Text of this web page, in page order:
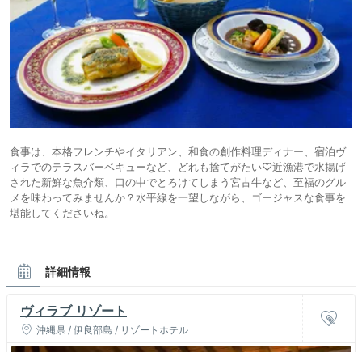
食事は、本格フレンチやイタリアン、和食の創作料理ディナー、宿泊ヴ
ィラでのテラスバーベキューなど、どれも捨てがたい♡近漁港で水揚げ
された新鮮な魚介類、口の中でとろけてしまう宮古牛など、至福のグル
メを味わってみませんか？水平線を一望しながら、ゴージャスな食事を
堪能してくださいね。
詳細情報
ヴィラブ リゾート
沖縄県 / 伊良部島 / リゾートホテル